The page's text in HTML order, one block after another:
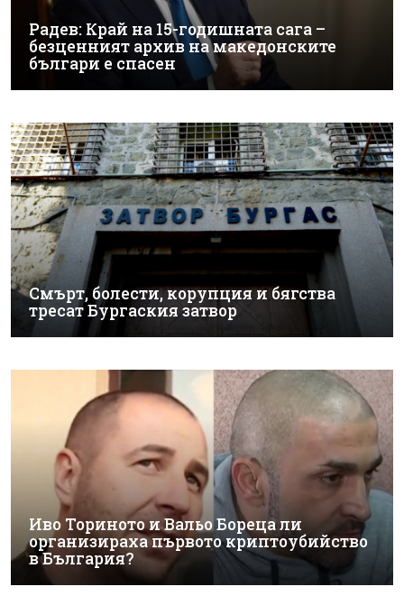
Радев: Край на 15-годишната сага –
безценният архив на македонските
българи е спасен
Смърт, болести, корупция и бягства
тресат Бургаския затвор
Иво Ториното и Вальо Бореца ли
организираха първото криптоубийство
в България?